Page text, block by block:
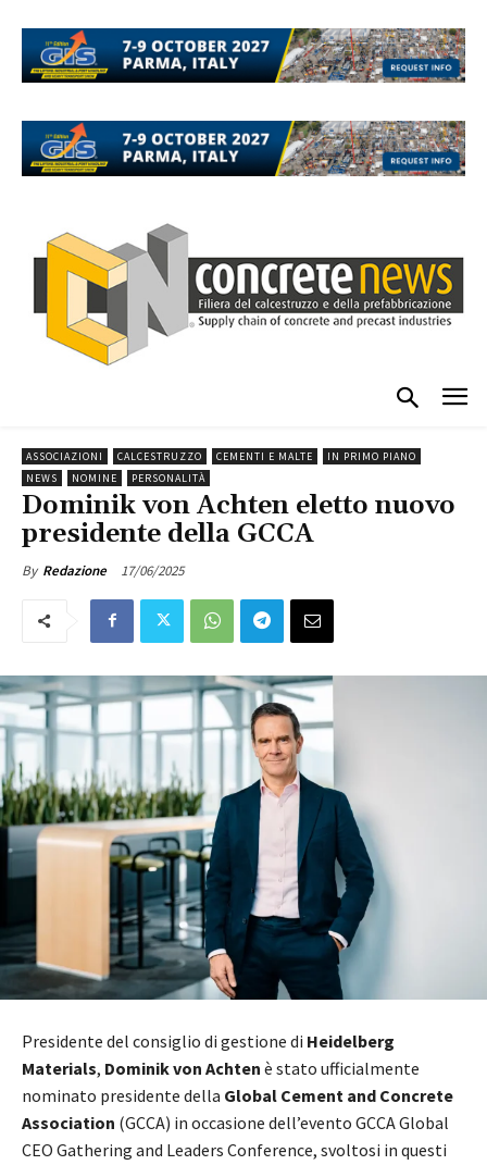
ASSOCIAZIONI CALCESTRUZZO CEMENTI E MALTE
IN PRIMO PIANO
NEWS
NOMINE PERSONALITÀ
Dominik von Achten eletto nuovo
presidente della GCCA
By Redazione 17/06/2025
Presidente del consiglio di gestione di Heidelberg
Materials, Dominik von Achten è stato ufficialmente
nominato presidente della Global Cement and Concrete
Association (GCCA) in occasione dell’evento GCCA Global
CEO Gathering and Leaders Conference, svoltosi in questi